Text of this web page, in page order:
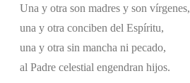
Una y otra son madres y son vírgenes,
una y otra conciben del Espíritu,
una y otra sin mancha ni pecado,
al Padre celestial engendran hijos.